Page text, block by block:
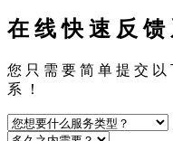
在 线 快 速 反 馈
您 只 需 要 简 单 提 交 以
系 ！